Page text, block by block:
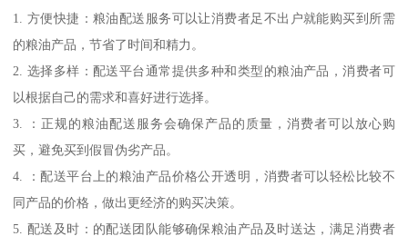
1. 方便快捷：粮油配送服务可以让消费者足不出户就能购买到所需
的粮油产品，节省了时间和精力。
2. 选择多样：配送平台通常提供多种和类型的粮油产品，消费者可
以根据自己的需求和喜好进行选择。
3. ：正规的粮油配送服务会确保产品的质量，消费者可以放心购
买，避免买到假冒伪劣产品。
4. ：配送平台上的粮油产品价格公开透明，消费者可以轻松比较不
同产品的价格，做出更经济的购买决策。
5. 配送及时：的配送团队能够确保粮油产品及时送达，满足消费者